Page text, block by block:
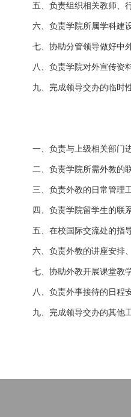
五、负责组织相关教师、
六、负责学院所属学科建
七、协助分管领导做好中
八、负责学院对外宣传资
九、完成领导交办的临时
一、负责与上级相关部门
二、负责学院所需外教的
三、负责外教的日常管理
四、负责学院留学生的联
五、在校国际交流处的指
六、负责外教的讲座安排
七、协助外教开展课堂教
八、负责外事接待的日程
九、完成领导交办的其他